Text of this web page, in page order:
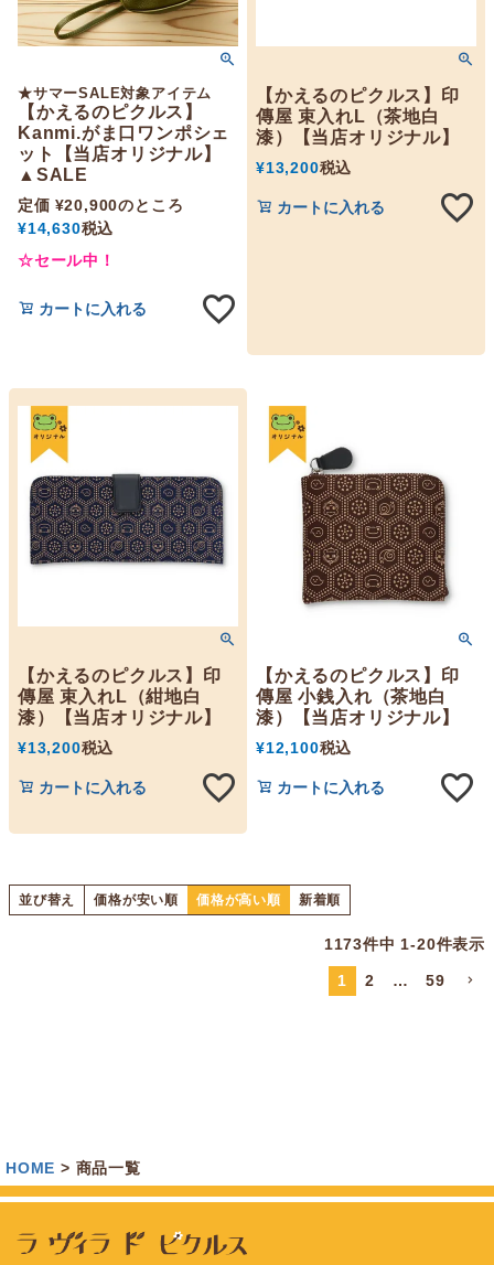
★サマーSALE対象アイテム
【かえるのピクルス】
Kanmi.がま口ワンポシェ
ット【当店オリジナル】
▲SALE
定価 ¥20,900のところ
¥14,630税込
☆セール中！
カートに入れる
【かえるのピクルス】印
傳屋 束入れL（茶地白
漆）【当店オリジナル】
¥13,200税込
カートに入れる
【かえるのピクルス】印
傳屋 束入れL（紺地白
漆）【当店オリジナル】
¥13,200税込
カートに入れる
【かえるのピクルス】印
傳屋 小銭入れ（茶地白
漆）【当店オリジナル】
¥12,100税込
カートに入れる
並び替え 価格が安い順 価格が高い順 新着順
1173件中 1-20件表示
1 2 … 59
HOME 商品一覧